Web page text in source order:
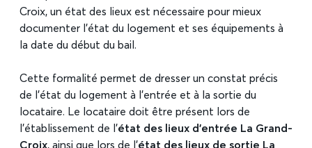
Croix, un état des lieux est nécessaire pour mieux
documenter l’état du logement et ses équipements à
la date du début du bail.
Cette formalité permet de dresser un constat précis
de l’état du logement à l’entrée et à la sortie du
locataire. Le locataire doit être présent lors de
l’établissement de l’état des lieux d’entrée La Grand-
Croix, ainsi que lors de l’état des lieux de sortie La